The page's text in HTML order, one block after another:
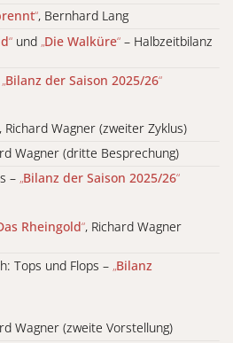
“, Bernhard Lang
“ und „Die Walküre“ – Halbzeitbilanz
„Bilanz der Saison 2025/26“
, Richard Wagner (zweiter Zyklus)
Wagner (dritte Besprechung)
– „Bilanz der Saison 2025/26“
Rheingold“, Richard Wagner
Tops und Flops – „Bilanz
Wagner (zweite Vorstellung)